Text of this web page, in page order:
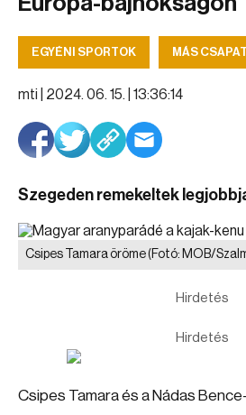
EGYÉNI SPORTOK MÁS
mti | 2024. 06. 15. | 13:36:14
Szegeden remekeltek
Csipes Tamara öröme(Fotó: MOB/
Hirdetés
Hirdetés
Csipes Tamara és a Nádas